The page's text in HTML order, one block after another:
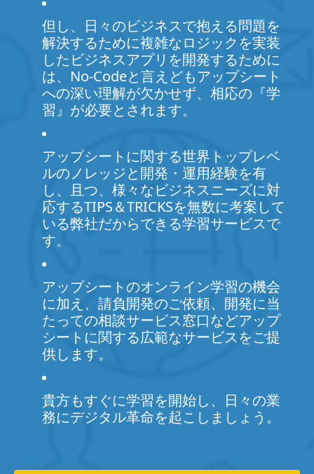
但し、日々のビジネスで抱える問題を
解決するために複雑なロジックを実装
したビジネスアプリを開発するために
は、No-Codeと言えどもアップシート
への深い理解が欠かせず、相応の『学
習』が必要とされます。
アップシートに関する世界トップレベ
ルのノレッジと開発・運用経験を有
し、且つ、様々なビジネスニーズに対
応するTIPS＆TRICKSを無数に考案して
いる弊社だからできる学習サービスで
す。
アップシートのオンライン学習の機会
に加え、請負開発のご依頼、開発に当
たっての相談サービス窓口などアップ
シートに関する広範なサービスをご提
供します。
貴方もすぐに学習を開始し、日々の業
務にデジタル革命を起こしましょう。